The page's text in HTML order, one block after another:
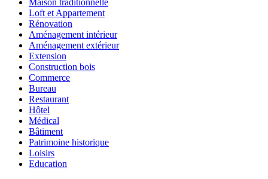
Maison traditionnelle
Loft et Appartement
Rénovation
Aménagement intérieur
Aménagement extérieur
Extension
Construction bois
Commerce
Bureau
Restaurant
Hôtel
Médical
Bâtiment
Patrimoine historique
Loisirs
Education